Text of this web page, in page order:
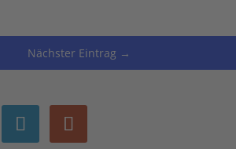
Nächster Eintrag →